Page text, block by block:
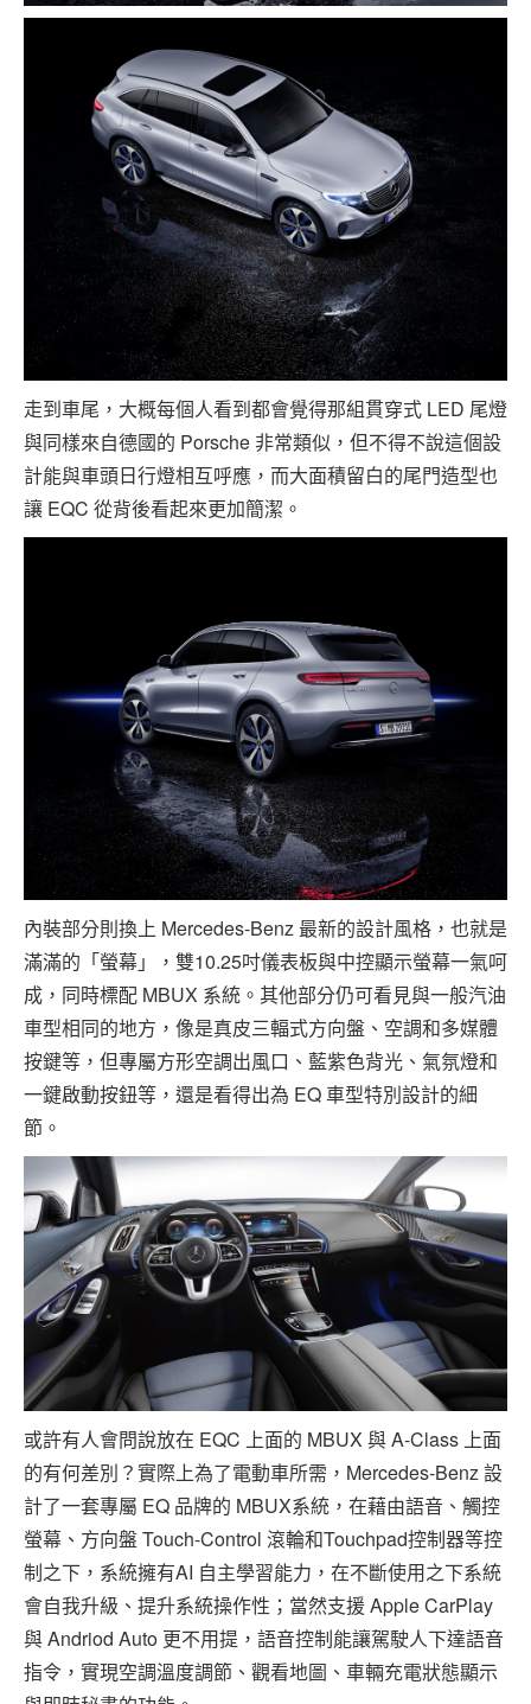
走到車尾，大概每個人看到都會覺得那組貫穿式 LED 尾燈
與同樣來自德國的 Porsche 非常類似，但不得不說這個設
計能與車頭日行燈相互呼應，而大面積留白的尾門造型也
讓 EQC 從背後看起來更加簡潔。
內裝部分則換上 Mercedes-Benz 最新的設計風格，也就是
滿滿的「螢幕」，雙10.25吋儀表板與中控顯示螢幕一氣呵
成，同時標配 MBUX 系統。其他部分仍可看見與一般汽油
車型相同的地方，像是真皮三輻式方向盤、空調和多媒體
按鍵等，但專屬方形空調出風口、藍紫色背光、氣氛燈和
一鍵啟動按鈕等，還是看得出為 EQ 車型特別設計的細
節。
或許有人會問說放在 EQC 上面的 MBUX 與 A-Class 上面
的有何差別？實際上為了電動車所需，Mercedes-Benz 設
計了一套專屬 EQ 品牌的 MBUX系統，在藉由語音、觸控
螢幕、方向盤 Touch-Control 滾輪和Touchpad控制器等控
制之下，系統擁有AI 自主學習能力，在不斷使用之下系統
會自我升級、提升系統操作性；當然支援 Apple CarPlay
與 Andriod Auto 更不用提，語音控制能讓駕駛人下達語音
指令，實現空調溫度調節、觀看地圖、車輛充電狀態顯示